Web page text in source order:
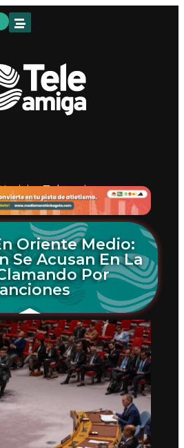
Teleamiga
Oriente Medio:
Se Acusan En La
Por